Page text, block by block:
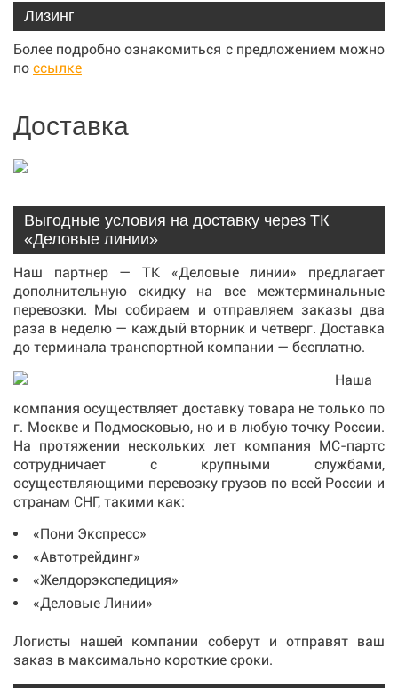
Лизинг
Более подробно ознакомиться с предложением можно
по ссылке
Доставка
Выгодные условия на доставку через ТК
«Деловые линии»
Наш партнер — ТК «Деловые линии» предлагает
дополнительную скидку на все межтерминальные
перевозки. Мы собираем и отправляем заказы два
раза в неделю — каждый вторник и четверг. Доставка
до терминала транспортной компании — бесплатно.
Наша
компания осуществляет доставку товара не только по
г. Москве и Подмосковью, но и в любую точку России.
На протяжении нескольких лет компания МС-партс
сотрудничает с крупными службами,
осуществляющими перевозку грузов по всей России и
странам СНГ, такими как:
«Пони Экспресс»
«Автотрейдинг»
«Желдорэкспедиция»
«Деловые Линии»
Логисты нашей компании соберут и отправят ваш
заказ в максимально короткие сроки.